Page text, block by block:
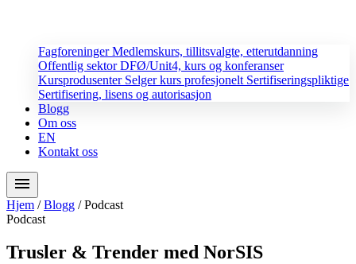
FagforeningerMedlemskurs, tillitsvalgte, etterutdanning
Offentlig sektorDFØ/Unit4, kurs og konferanser
Kursprodusenter Selger kurs profesjonelt Sertifiseringspliktige
Sertifisering, lisens og autorisasjon
Blogg
Om oss
EN
Kontakt oss
menu
Hjem / Blogg / Podcast
Podcast
Trusler & Trender med NorSIS